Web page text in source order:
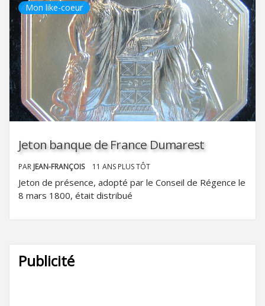
Mon like-coeur
Jeton banque de France Dumarest
PAR JEAN-FRANÇOIS 11 ANS PLUS TÔT
Jeton de présence, adopté par le Conseil de Régence le
8 mars 1800, était distribué
Publicité